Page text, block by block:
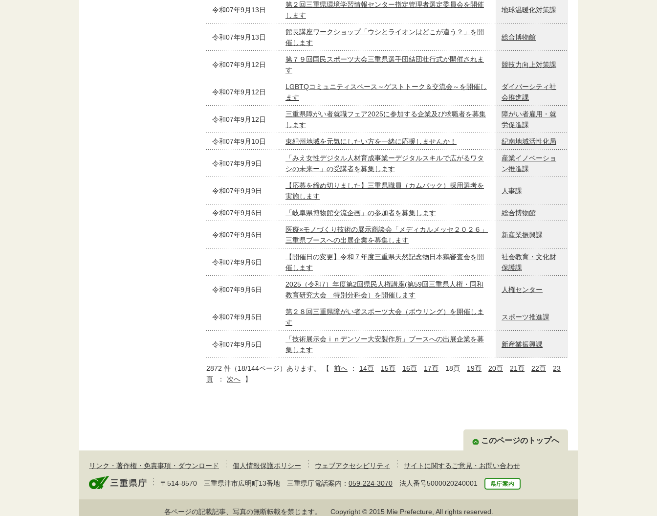
令和07年9月13日
第２回三重県環境学習情報センター指定管理者選定委員会を開催
します
地球温暖化対策課
令和07年9月13日
館長講座ワークショップ「ウシとライオンはどこが違う？」を開
催します
総合博物館
令和07年9月12日
第７９回国民スポーツ大会三重県選手団結団壮行式が開催されま
す
競技力向上対策課
令和07年9月12日
LGBTQコミュニティスペース～ゲストトーク＆交流会～を開催し
ます
ダイバーシティ社
会推進課
令和07年9月12日
三重県障がい者就職フェア2025に参加する企業及び求職者を募集
します
障がい者雇用・就
労促進課
令和07年9月10日 東紀州地域を元気にしたい方を一緒に応援しませんか！ 紀南地域活性化局
令和07年9月9日
「みえ女性デジタル人材育成事業ーデジタルスキルで広がるワタ
シの未来ー」の受講者を募集します
産業イノベーショ
ン推進課
令和07年9月9日
【応募を締め切りました】三重県職員（カムバック）採用選考を
実施します
人事課
令和07年9月6日 「岐阜県博物館交流企画」の参加者を募集します 総合博物館
令和07年9月6日
医療×モノづくり技術の展示商談会「メディカルメッセ２０２６」
三重県ブースへの出展企業を募集します
新産業振興課
令和07年9月6日
【開催日の変更】令和７年度三重県天然記念物日本鶏審査会を開
催します
社会教育・文化財
保護課
令和07年9月6日
2025（令和7）年度第2回県民人権講座(第59回三重県人権・同和
教育研究大会 特別分科会）を開催します
人権センター
令和07年9月5日
第２８回三重県障がい者スポーツ大会（ボウリング）を開催しま
す
スポーツ推進課
令和07年9月5日
「技術展示会ｉｎデンソー大安製作所」ブースへの出展企業を募
集します
新産業振興課
2872 件（18/144ページ）あります。 【 前へ ： 14頁 15頁 16頁 17頁 18頁 19頁 20頁 21頁 22頁
23
頁
： 次へ 】
このページのトップへ
リンク・著作権・免責事項・ダウンロード 個人情報保護ポリシー ウェブアクセシビリティ サイトに関するご意見・お問い合わせ
〒514-8570 三重県津市広明町13番地 三重県庁電話案内： 059-224-3070 法人番号5000020240001
各ページの記載記事、写真の無断転載を禁じます。 Copyright © 2015 Mie Prefecture, All rights reserved.